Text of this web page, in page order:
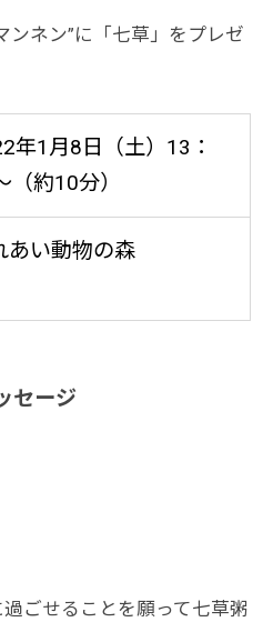
ンネン”に「七草」をプレゼ
年1月8日（土）13：
（約10分）
あい動物の森
セージ
ごせることを願って七草粥